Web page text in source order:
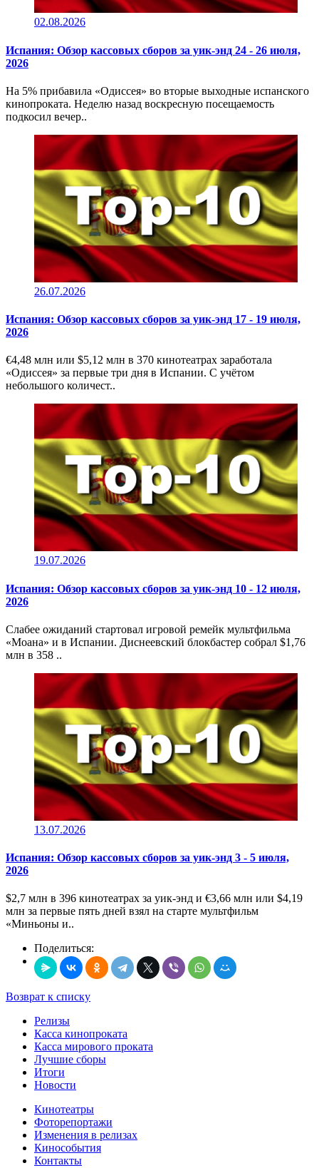
02.08.2026
Испания: Обзор кассовых сборов за уик-энд 24 - 26 июля,
2026
На 5% прибавила «Одиссея» во вторые выходные испанского
кинопроката. Неделю назад воскресную посещаемость
подкосил вечер..
26.07.2026
Испания: Обзор кассовых сборов за уик-энд 17 - 19 июля,
2026
€4,48 млн или $5,12 млн в 370 кинотеатрах заработала
«Одиссея» за первые три дня в Испании. С учётом
небольшого количест..
19.07.2026
Испания: Обзор кассовых сборов за уик-энд 10 - 12 июля,
2026
Слабее ожиданий стартовал игровой ремейк мультфильма
«Моана» и в Испании. Диснеевский блокбастер собрал $1,76
млн в 358 ..
13.07.2026
Испания: Обзор кассовых сборов за уик-энд 3 - 5 июля,
2026
$2,7 млн в 396 кинотеатрах за уик-энд и €3,66 млн или $4,19
млн за первые пять дней взял на старте мультфильм
«Миньоны и..
Поделиться:
Возврат к списку
Релизы
Касса кинопроката
Касса мирового проката
Лучшие сборы
Итоги
Новости
Кинотеатры
Фоторепортажи
Изменения в релизах
Кинособытия
Контакты